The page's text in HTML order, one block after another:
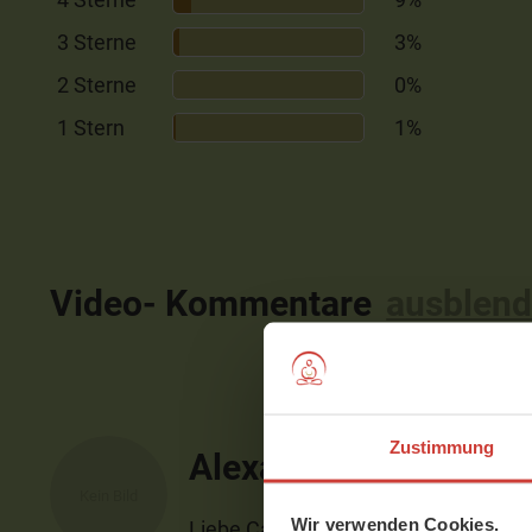
Zustimmung
Wir verwenden Cookies.
3 Sterne
3%
2 Sterne
0%
1 Stern
1%
Video- Kommentare
Alexandra